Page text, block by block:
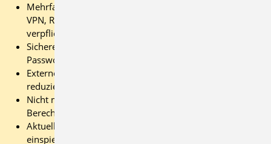
Mehrfaktor-Authentifizierung für E-Mail, Cloud-Dienste,
VPN, Remote-Desktop und Administrationszugänge
verpflichtend aktivieren.
Sichere, eindeutige Passwörter verwenden und
Passwortwiederverwendung vermeiden.
Externe Zugänge prüfen und auf das notwendige Maß
reduzieren.
Nicht mehr benötigte Benutzerkonten und alte
Berechtigungen entfernen.
Aktuelle Updates und Sicherheits-Patches zeitnah
einspielen.